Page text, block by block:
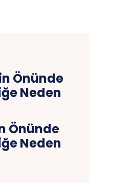
Önünde
Neden